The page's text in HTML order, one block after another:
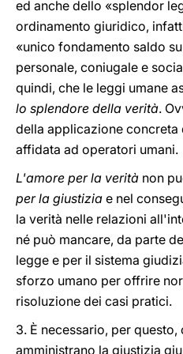
ed anche dello «splendor
ordinamento giuridico,
«unico fondamento saldo
personale, coniugale e
quindi, che le leggi umane
lo splendore della verità.
della applicazione concreta
affidata ad operatori umani.
L'amore per la verità non
per la giustizia e nel
la verità nelle relazioni
né può mancare, da parte
legge e per il sistema
sforzo umano per offrire
risoluzione dei casi pratici.
3. È necessario, per questo,
amministrano la giustizia